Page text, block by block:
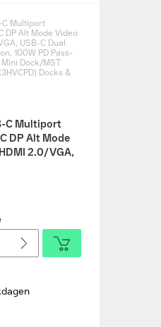
C Multiport
DP Alt Mode
2.0/VGA,
Docking
MST
- Grijs